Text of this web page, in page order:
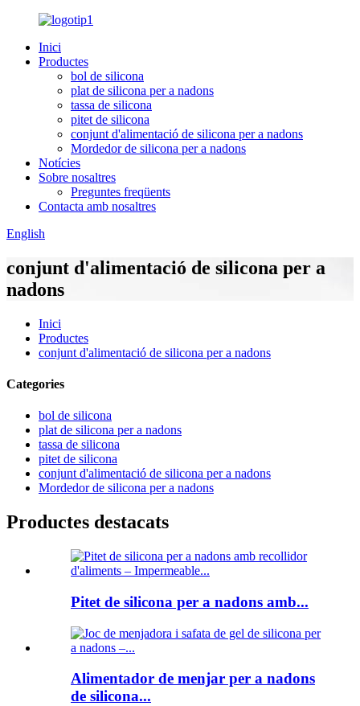
Inici
Productes
bol de silicona
plat de silicona per a nadons
tassa de silicona
pitet de silicona
conjunt d'alimentació de silicona per a nadons
Mordedor de silicona per a nadons
Notícies
Sobre nosaltres
Preguntes freqüents
Contacta amb nosaltres
English
conjunt d'alimentació de silicona per a
nadons
Inici
Productes
conjunt d'alimentació de silicona per a nadons
Categories
bol de silicona
plat de silicona per a nadons
tassa de silicona
pitet de silicona
conjunt d'alimentació de silicona per a nadons
Mordedor de silicona per a nadons
Productes destacats
Pitet de silicona per a nadons amb...
Alimentador de menjar per a nadons
de silicona...